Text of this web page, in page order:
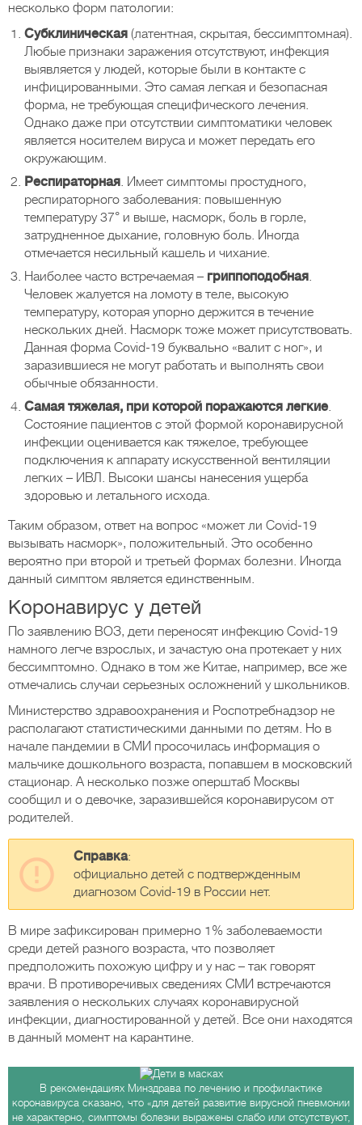
несколько форм патологии:
Субклиническая (латентная, скрытая, бессимптомная).
Любые признаки заражения отсутствуют, инфекция
выявляется у людей, которые были в контакте с
инфицированными. Это самая легкая и безопасная
форма, не требующая специфического лечения.
Однако даже при отсутствии симптоматики человек
является носителем вируса и может передать его
окружающим.
Респираторная. Имеет симптомы простудного,
респираторного заболевания: повышенную
температуру 37° и выше, насморк, боль в горле,
затрудненное дыхание, головную боль. Иногда
отмечается несильный кашель и чихание.
Наиболее часто встречаемая – гриппоподобная.
Человек жалуется на ломоту в теле, высокую
температуру, которая упорно держится в течение
нескольких дней. Насморк тоже может присутствовать.
Данная форма Covid-19 буквально «валит с ног», и
заразившиеся не могут работать и выполнять свои
обычные обязанности.
Самая тяжелая, при которой поражаются легкие.
Состояние пациентов с этой формой коронавирусной
инфекции оценивается как тяжелое, требующее
подключения к аппарату искусственной вентиляции
легких – ИВЛ. Высоки шансы нанесения ущерба
здоровью и летального исхода.
Таким образом, ответ на вопрос «может ли Covid-19
вызывать насморк», положительный. Это особенно
вероятно при второй и третьей формах болезни. Иногда
данный симптом является единственным.
Коронавирус у детей
По заявлению ВОЗ, дети переносят инфекцию Covid-19
намного легче взрослых, и зачастую она протекает у них
бессимптомно. Однако в том же Китае, например, все же
отмечались случаи серьезных осложнений у школьников.
Министерство здравоохранения и Роспотребнадзор не
располагают статистическими данными по детям. Но в
начале пандемии в СМИ просочилась информация о
мальчике дошкольного возраста, попавшем в московский
стационар. А несколько позже оперштаб Москвы
сообщил и о девочке, заразившейся коронавирусом от
родителей.
Справка:
официально детей с подтвержденным
диагнозом Covid-19 в России нет.
В мире зафиксирован примерно 1% заболеваемости
среди детей разного возраста, что позволяет
предположить похожую цифру и у нас – так говорят
врачи. В противоречивых сведениях СМИ встречаются
заявления о нескольких случаях коронавирусной
инфекции, диагностированной у детей. Все они находятся
в данный момент на карантине.
В рекомендациях Минздрава по лечению и профилактике
коронавируса сказано, что «для детей развитие вирусной пневмонии
не характерно, симптомы болезни выражены слабо или отсутствуют,